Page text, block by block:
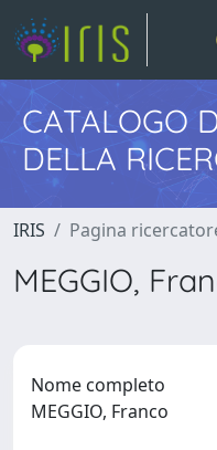
CATALOGO
DELLA
IRIS Pagina
MEGGIO,
Nome completo
MEGGIO, Franco